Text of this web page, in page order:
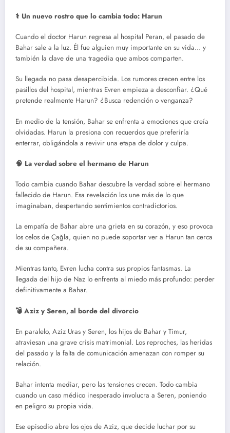
⚕️ Un nuevo rostro que lo cambia todo: Harun
Cuando el doctor Harun regresa al hospital Peran, el pasado de
Bahar sale a la luz. Él fue alguien muy importante en su vida… y
también la clave de una tragedia que ambos comparten.
Su llegada no pasa desapercibida. Los rumores crecen entre los
pasillos del hospital, mientras Evren empieza a desconfiar. ¿Qué
pretende realmente Harun? ¿Busca redención o venganza?
En medio de la tensión, Bahar se enfrenta a emociones que creía
olvidadas. Harun la presiona con recuerdos que preferiría
enterrar, obligándola a revivir una etapa de dolor y culpa.
🧠 La verdad sobre el hermano de Harun
Todo cambia cuando Bahar descubre la verdad sobre el hermano
fallecido de Harun. Esa revelación los une más de lo que
imaginaban, despertando sentimientos contradictorios.
La empatía de Bahar abre una grieta en su corazón, y eso provoca
los celos de Çağla, quien no puede soportar ver a Harun tan cerca
de su compañera.
Mientras tanto, Evren lucha contra sus propios fantasmas. La
llegada del hijo de Naz lo enfrenta al miedo más profundo: perder
definitivamente a Bahar.
💣 Aziz y Seren, al borde del divorcio
En paralelo, Aziz Uras y Seren, los hijos de Bahar y Timur,
atraviesan una grave crisis matrimonial. Los reproches, las heridas
del pasado y la falta de comunicación amenazan con romper su
relación.
Bahar intenta mediar, pero las tensiones crecen. Todo cambia
cuando un caso médico inesperado involucra a Seren, poniendo
en peligro su propia vida.
Ese episodio abre los ojos de Aziz, que decide luchar por su